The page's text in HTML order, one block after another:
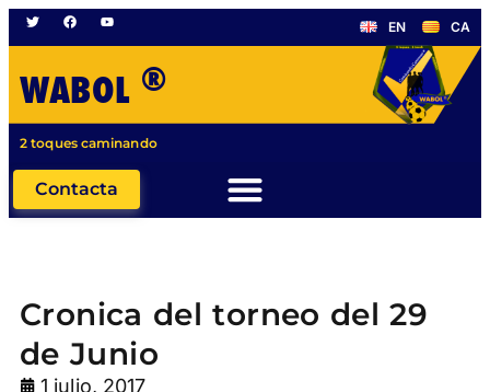
EN CA
WABOL ®
2 toques caminando
Contacta
Cronica del torneo del 29
de Junio
1 julio, 2017